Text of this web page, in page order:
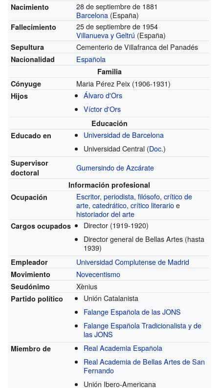
Nacimiento
28 de septiembre de 1881
Barcelona (España)
Fallecimiento
25 de septiembre de 1954
Villanueva y Geltrú (España)
Sepultura Cementerio de Villafranca del Panadés
Nacionalidad Española
Familia
Cónyuge
Maria Pérez Peix (1906-1931)
Hijos
Álvaro d'Ors
Víctor d'Ors
Educación
Educado en
Universidad de Barcelona
Universidad Central (Doc.)
Supervisor
doctoral
Gumersindo de Azcárate
Información profesional
Ocupación
Escritor,periodista,filósofo,crítico de
arte,catedrático,crítico literarioe
historiador del arte
Cargos ocupados Director (1919-1920)
Director general de Bellas Artes (hasta
1939)
Empleador Universidad Complutense de Madrid
Movimiento Novecentismo
Seudónimo Xènius
Partido político
Unión Catalanista
Falange Española de las JONS
Falange Española Tradicionalista y de
las JONS
Miembro de
Real Academia Española
Real Academia de Bellas Artes de San
Fernando
Unión Ibero-Americana